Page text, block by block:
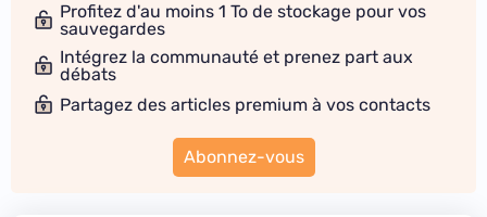
Profitez d'au moins 1 To de stockage pour vos
sauvegardes
Intégrez la communauté et prenez part aux
débats
Partagez des articles premium à vos contacts
Abonnez-vous